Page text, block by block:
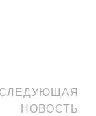
СЛЕДУЮЩАЯ
НОВОСТЬ